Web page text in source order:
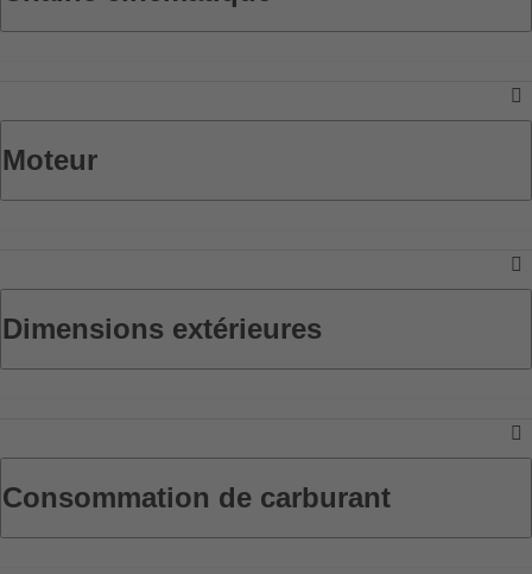
Moteur
Dimensions extérieures
Consommation de carburant